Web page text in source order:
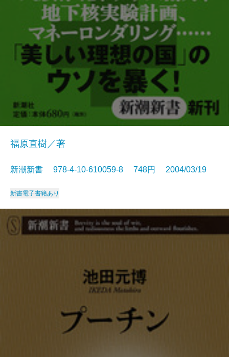
福原直樹／著
新潮新書 978-4-10-610059-8 748円 2004/03/19
新書電子書籍あり